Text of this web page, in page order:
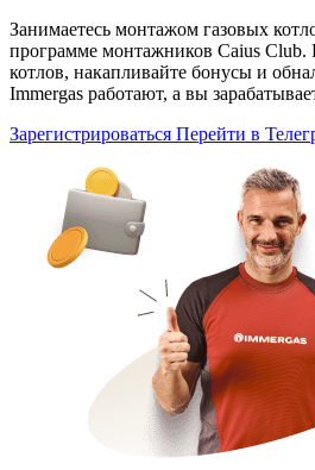
Занимаетесь монтажом газовых
программе монтажников Caius Club.
котлов, накапливайте бонусы и
Immergas работают, а вы
Зарегистрироваться Перейти в